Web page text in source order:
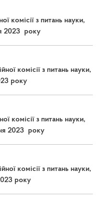
комісії з питань науки,
2023 року
комісії з питань науки,
року
комісії з питань науки,
2023 року
комісії з питань науки,
року